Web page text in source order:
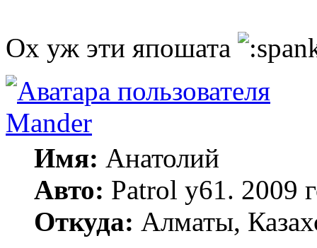
Ох уж эти япошата
Mander
Имя: Анатолий
Авто: Patrol y61.
Откуда: Алматы,